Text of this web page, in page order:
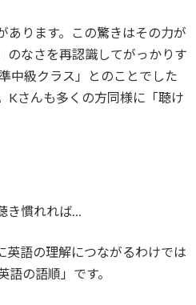
あります。この驚きはその力が
のなさを再認識してがっかりす
中級クラス」とのことでした
Kさんも多くの方同様に「聴け
き慣れれば…
英語の理解につながるわけでは
の語順」です。